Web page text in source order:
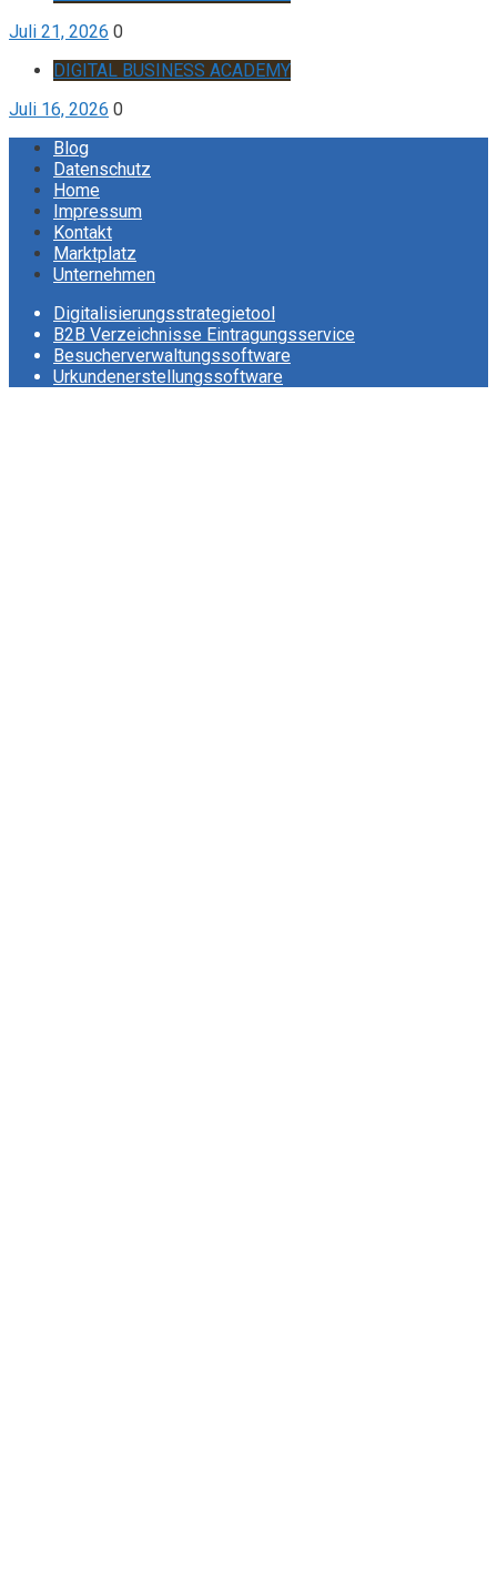
Juli 21, 2026 0
DIGITAL BUSINESS ACADEMY
Juli 16, 2026 0
Blog
Datenschutz
Home
Impressum
Kontakt
Marktplatz
Unternehmen
Digitalisierungsstrategietool
B2B Verzeichnisse Eintragungsservice
Besucherverwaltungssoftware
Urkundenerstellungssoftware